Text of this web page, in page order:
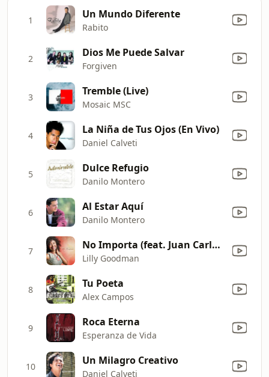
1 Un Mundo Diferente
Rabito
2 Dios Me Puede Salvar
Forgiven
3 Tremble (Live)
Mosaic MSC
4 La Niña de Tus Ojos (En Vivo)
Daniel Calveti
5 Dulce Refugio
Danilo Montero
6 Al Estar Aquí
Danilo Montero
7 No Importa (feat. Juan Carlos & Rodríguez De Tercer Cielo)
Lilly Goodman
8 Tu Poeta
Alex Campos
9 Roca Eterna
Esperanza de Vida
10 Un Milagro Creativo
Daniel Calveti